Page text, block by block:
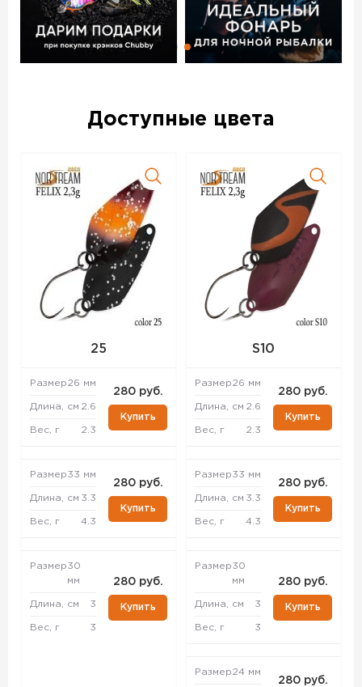
Доступные цвета
25
Размер26 мм
Длина, см 2.6
Вес, г 2.3
280 руб.
Купить
Размер33 мм
Длина, см 3.3
Вес, г 4.3
280 руб.
Купить
Размер30
мм
Длина, см 3
Вес, г 3
280 руб.
Купить
S10
Размер26 мм
Длина, см 2.6
Вес, г 2.3
280 руб.
Купить
Размер33 мм
Длина, см 3.3
Вес, г 4.3
280 руб.
Купить
Размер30
мм
Длина, см 3
Вес, г 3
280 руб.
Купить
Размер24 мм
280 руб.